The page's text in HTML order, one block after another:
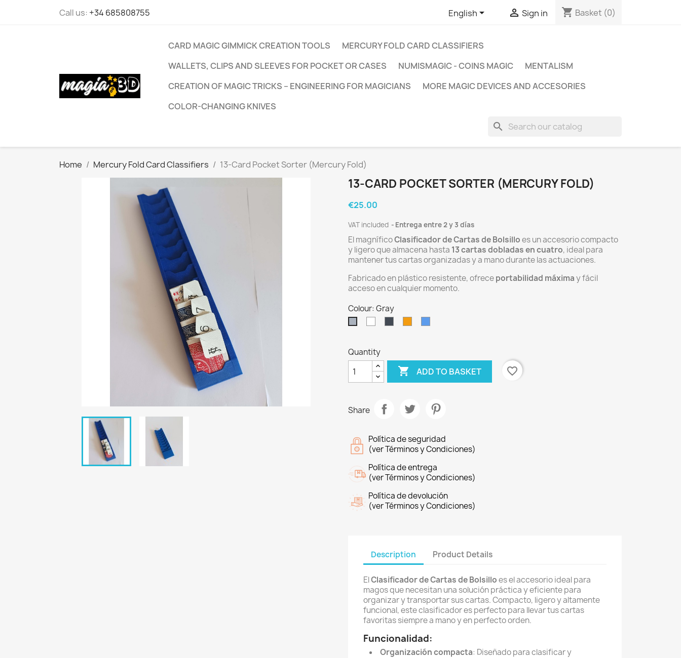
Call us: +34 685808755 English  Sign in shopping_cart Basket (0)
CARD MAGIC GIMMICK CREATION TOOLS
MERCURY FOLD CARD CLASSIFIERS
WALLETS, CLIPS AND SLEEVES FOR POCKET OR CASES
NUMISMAGIC - COINS MAGIC
MENTALISM
CREATION OF MAGIC TRICKS – ENGINEERING FOR MAGICIANS
MORE MAGIC DEVICES AND ACCESORIES
COLOR-CHANGING KNIVES
search
Home Mercury Fold Card Classifiers 13-Card Pocket Sorter (Mercury Fold)
13-CARD POCKET SORTER (MERCURY FOLD)
€25.00
VAT included Entrega entre 2 y 3 días
El magníficoClasificador de Cartas de Bolsilloes un accesorio compacto
y ligero que almacena hasta 13 cartas dobladas en cuatro, ideal para
mantener tus cartas organizadas y a mano durante las actuaciones.
Fabricado en plástico resistente, ofreceportabilidad máximay fácil
acceso en cualquier momento.
Colour: Gray
Quantity
 ADD TO BASKET favorite_border
Share
Política de seguridad
(ver Términos y Condiciones)
Política de entrega
(ver Términos y Condiciones)
Política de devolución
(ver Términos y Condiciones)
Description Product Details
ElClasificador de Cartas de Bolsilloes el accesorio ideal para
magos que necesitan una solución práctica y eficiente para
organizar y transportar sus cartas. Compacto, ligero y altamente
funcional, este clasificador es perfecto para llevar tus cartas
favoritas siempre a mano y en perfecto orden.
Funcionalidad:
Organización compacta: Diseñado para clasificar y